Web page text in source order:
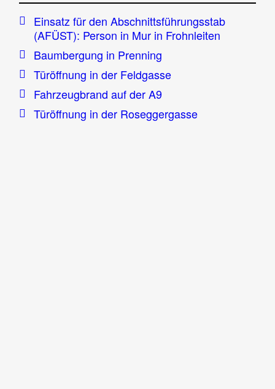
Einsatz für den Abschnittsführungsstab
(AFÜST): Person in Mur in Frohnleiten
Baumbergung in Prenning
Türöffnung in der Feldgasse
Fahrzeugbrand auf der A9
Türöffnung in der Roseggergasse